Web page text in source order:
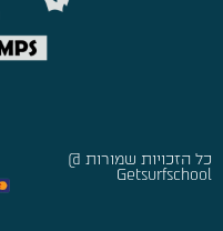
כל הזכויות שמורות @
Getsurfschool